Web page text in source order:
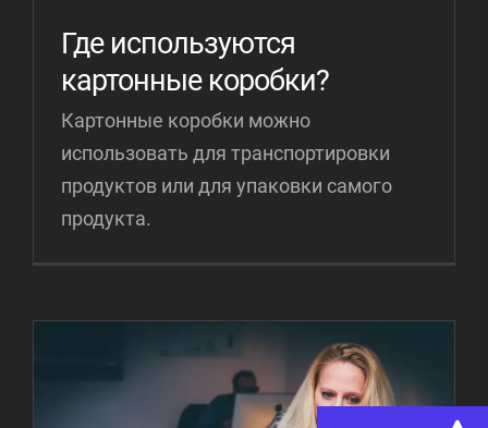
Где используются
картонные коробки?
Картонные коробки можно
использовать для транспортировки
продуктов или для упаковки самого
продукта.